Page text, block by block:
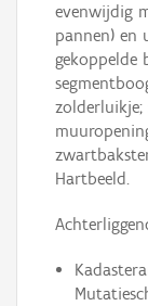
evenwijdig
pannen) en
gekoppelde
zolderluikje;
Hartbeeld.